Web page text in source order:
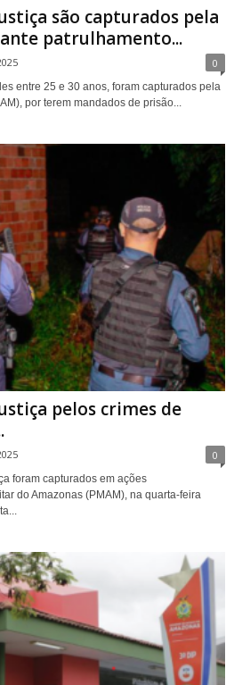
são capturados pela
patrulhamento...
0
entre 25 e 30 anos, foram capturados pela
por terem mandados de prisão...
pelos crimes de
0
foram capturados em ações
do Amazonas (PMAM), na quarta-feira